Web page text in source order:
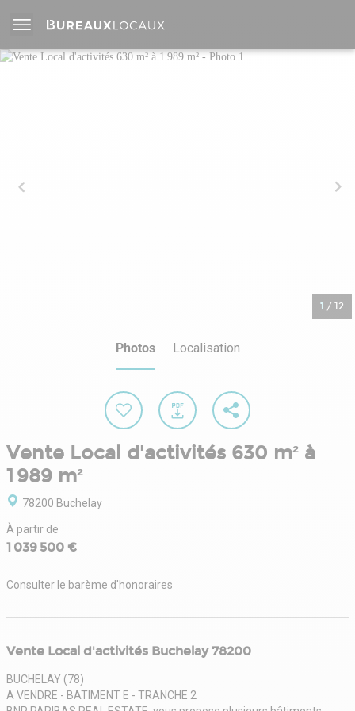
1 / 12
Photos Localisation
Vente Local d'activités 630 m² à
1 989 m²
78200 Buchelay
À partir de
1 039 500 €
Consulter le barème d'honoraires
Vente Local d'activités Buchelay 78200
BUCHELAY (78)
A VENDRE - BATIMENT E - TRANCHE 2